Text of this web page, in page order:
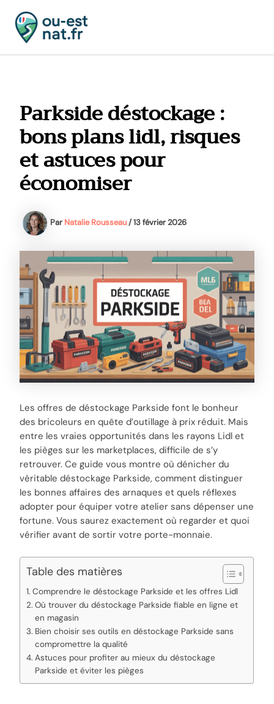
contenu
Parkside déstockage :
bons plans lidl, risques
et astuces pour
économiser
Par Natalie Rousseau/13 février 2026
Les offres de déstockage Parkside font le bonheur
des bricoleurs en quête d’outillage à prix réduit. Mais
entre les vraies opportunités dans les rayons Lidl et
les pièges sur les marketplaces, difficile de s’y
retrouver. Ce guide vous montre où dénicher du
véritable déstockage Parkside, comment distinguer
les bonnes affaires des arnaques et quels réflexes
adopter pour équiper votre atelier sans dépenser une
fortune. Vous saurez exactement où regarder et quoi
vérifier avant de sortir votre porte-monnaie.
Table des matières
Comprendre le déstockage Parkside et les offres Lidl
Où trouver du déstockage Parkside fiable en ligne et
en magasin
Bien choisir ses outils en déstockage Parkside sans
compromettre la qualité
Astuces pour profiter au mieux du déstockage
Parkside et éviter les pièges